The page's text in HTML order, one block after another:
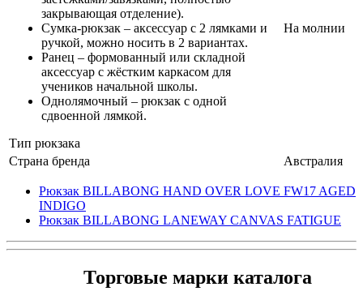
закрывающая отделение).
Сумка-рюкзак – аксессуар с 2 лямками и
ручкой, можно носить в 2 вариантах.
Ранец – формованный или складной
аксессуар с жёстким каркасом для
учеников начальной школы.
Однолямочный – рюкзак с одной
сдвоенной лямкой.
Тип рюкзака
На молнии
Страна бренда Австралия
Рюкзак BILLABONG HAND OVER LOVE FW17 AGED
INDIGO
Рюкзак BILLABONG LANEWAY CANVAS FATIGUE
Торговые марки каталога